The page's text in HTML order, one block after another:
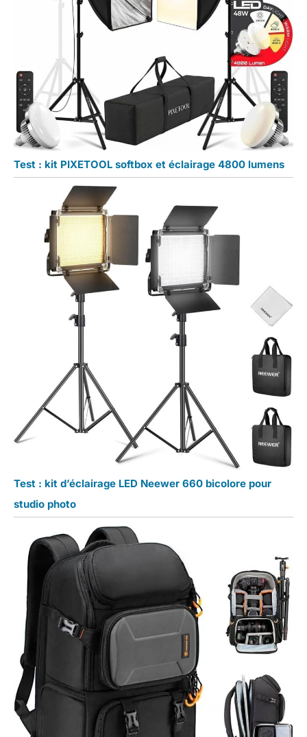
Test : kit PIXETOOL softbox et éclairage 4800 lumens
Test : kit d’éclairage LED Neewer 660 bicolore pour
studio photo